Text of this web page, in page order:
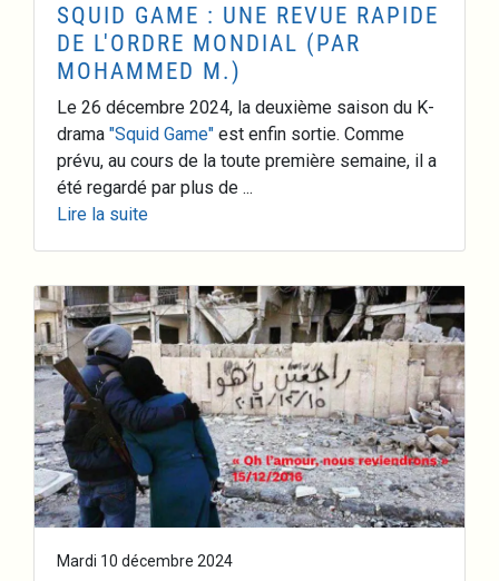
SQUID GAME : UNE REVUE RAPIDE
DE L'ORDRE MONDIAL (PAR
MOHAMMED M.)
Le 26 décembre 2024, la deuxième saison du K-
drama "Squid Game" est enfin sortie. Comme
prévu, au cours de la toute première semaine, il a
été regardé par plus de ...
Lire la suite
Mardi 10 décembre 2024